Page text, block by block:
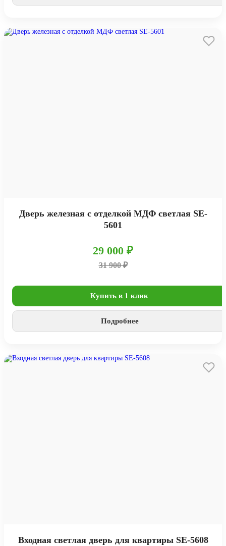
Дверь железная с отделкой МДФ светлая SE-
5601
29 000 ₽
31 900 ₽
Купить в 1 клик
Подробнее
Входная светлая дверь для квартиры SE-5608